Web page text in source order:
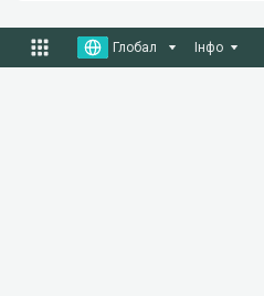
Глобал Інфо